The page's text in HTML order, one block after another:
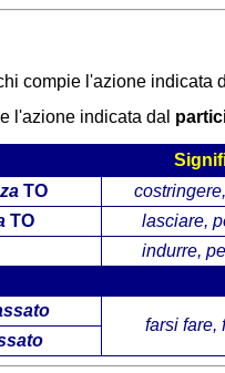
compie l'azione indicata
l'azione indicata dal
TO
TO lasciare,
indurre,
farsi fare,